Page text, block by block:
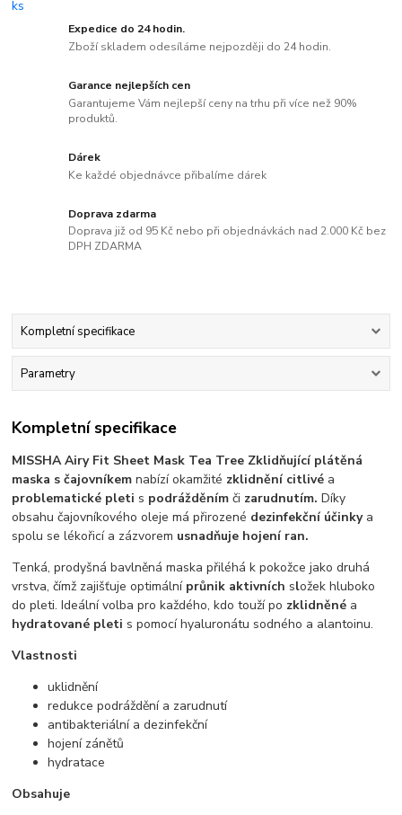
Expedice do 24 hodin.
Zboží skladem odesíláme nejpozději do 24 hodin.
Garance nejlepších cen
Garantujeme Vám nejlepší ceny na trhu při více než 90%
produktů.
Dárek
Ke každé objednávce přibalíme dárek
Doprava zdarma
Doprava již od 95 Kč nebo při objednávkách nad 2.000 Kč bez
DPH ZDARMA
Kompletní specifikace
Parametry
Kompletní specifikace
MISSHA Airy Fit Sheet Mask Tea Tree Zklidňující plátěná
maska ​​s čajovníkem nabízí okamžité zklidnění citlivé a
problematické pleti s podrážděním či zarudnutím. Díky
obsahu čajovníkového oleje má přirozené dezinfekční účinkya
spolu se lékořicí a zázvorem usnadňuje hojení ran.
Tenká, prodyšná bavlněná maska ​​přiléhá k pokožce jako druhá
vrstva, čímž zajišťuje optimální průnik aktivních složek hluboko
do pleti. Ideální volba pro každého, kdo touží po zklidněné a
hydratované pleti s pomocí hyaluronátu sodného a alantoinu.
Vlastnosti
uklidnění
redukce podráždění a zarudnutí
antibakteriální a dezinfekční
hojení zánětů
hydratace
Obsahuje